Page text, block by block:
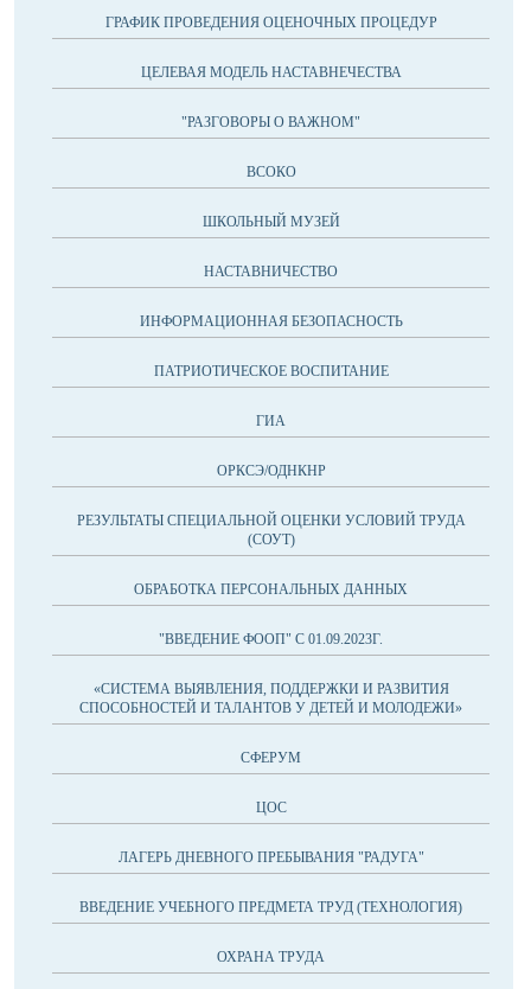
ГРАФИК ПРОВЕДЕНИЯ ОЦЕНОЧНЫХ ПРОЦЕДУР
ЦЕЛЕВАЯ МОДЕЛЬ НАСТАВНЕЧЕСТВА
"РАЗГОВОРЫ О ВАЖНОМ"
ВСОКО
ШКОЛЬНЫЙ МУЗЕЙ
НАСТАВНИЧЕСТВО
ИНФОРМАЦИОННАЯ БЕЗОПАСНОСТЬ
ПАТРИОТИЧЕСКОЕ ВОСПИТАНИЕ
ГИА
ОРКСЭ/ОДНКНР
РЕЗУЛЬТАТЫ СПЕЦИАЛЬНОЙ ОЦЕНКИ УСЛОВИЙ ТРУДА
(СОУТ)
ОБРАБОТКА ПЕРСОНАЛЬНЫХ ДАННЫХ
"ВВЕДЕНИЕ ФООП" С 01.09.2023Г.
«СИСТЕМА ВЫЯВЛЕНИЯ, ПОДДЕРЖКИ И РАЗВИТИЯ
СПОСОБНОСТЕЙ И ТАЛАНТОВ У ДЕТЕЙ И МОЛОДЕЖИ»
СФЕРУМ
ЦОС
ЛАГЕРЬ ДНЕВНОГО ПРЕБЫВАНИЯ "РАДУГА"
ВВЕДЕНИЕ УЧЕБНОГО ПРЕДМЕТА ТРУД (ТЕХНОЛОГИЯ)
ОХРАНА ТРУДА